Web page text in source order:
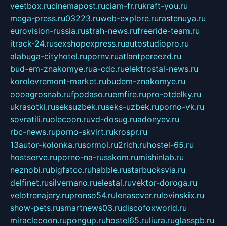
veetbox.rucinemapost.ruciam-fr.rukraft-you.ru
mega-press.ru03223.ruweb-explore.rurastenuya.ru
eurovision-russia.rustrah-news.rufreeride-team.ru
itrack-24.rusexshopexpress.ruautostudiopro.ru
alabuga-cityhotel.rupornv.ruatlantpereezd.ru
bud-em-znakomye.rua-cdc.ruelektrostal-news.ru
korolevremont-market.rubudem-znakomye.ru
oooagrosnab.rufpodaso.ruemfire.rupro-otdelky.ru
ukrasotki.ruseksuzbek.ruseks-uzbek.ruporno-vk.ru
sovratili.ruolecoon.ruvd-dosug.ruadonyev.ru
rbc-news.ruporno-skvirt.rukrospr.ru
13autor-kolonka.rusormol.ru2rich.ruhostel-65.ru
hostserve.ruporno-na-russkom.rumishinlab.ru
neznobi.rubigfatcc.ruhabble.rustarbucksvia.ru
delfinet.rusilvernano.ruelestal.ruvektor-doroga.ru
velotrenajery.rupronso54.rulenasever.rulovinskix.ru
show-pets.rusmartnews03.rudiscofoxworld.ru
miraclecoon.rupongup.ruhostel65.ruliura.ruglasspb.ru